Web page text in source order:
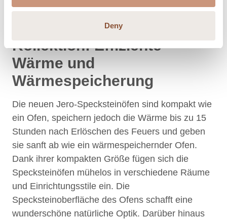
Deny
Neue Jero Specksteinofen-
Kollektion: Effiziente
Wärme und
Wärmespeicherung
Die neuen Jero-Specksteinöfen sind kompakt wie
ein Ofen, speichern jedoch die Wärme bis zu 15
Stunden nach Erlöschen des Feuers und geben
sie sanft ab wie ein wärmespeichernder Ofen.
Dank ihrer kompakten Größe fügen sich die
Specksteinöfen mühelos in verschiedene Räume
und Einrichtungsstile ein. Die
Specksteinoberfläche des Ofens schafft eine
wunderschöne natürliche Optik. Darüber hinaus